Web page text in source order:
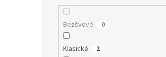
Bezšvové 0
Klasické 2